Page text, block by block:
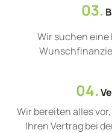
03.
Wir suchen eine
04.
Wir bereiten alles
Ihren Vertrag bei